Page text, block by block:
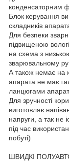
конденсаторним
Блок керування
складників
Для безпеки
підвищеною
на схема з
зварювальному
А також немає на
апарата не має
ланцюгами
Для зручності
виготовляє
напруги, а так не
під час
побуті)
ШВИДКІ